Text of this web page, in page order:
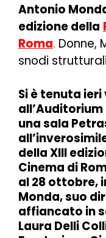
Antonio
edizione della
Roma. Donne,
snodi
Si è tenuta
all’Auditorium
una sala
della XIII
Cinema di
al 28 ottobre,
Monda, suo
affiancato in
Laura Delli